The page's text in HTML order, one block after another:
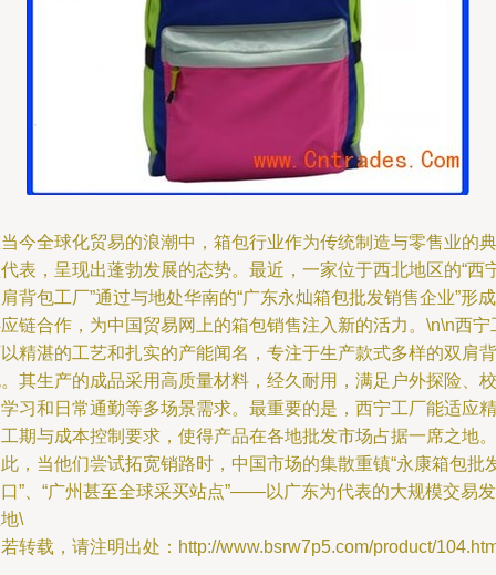
今全球化贸易的浪潮中，箱包行业作为传统制造与零售业的典
表，呈现出蓬勃发展的态势。最近，一家位于西北地区的“西
背包工厂”通过与地处华南的“广东永灿箱包批发销售企业”形成
链合作，为中国贸易网上的箱包销售注入新的活力。\n\n西宁
精湛的工艺和扎实的产能闻名，专注于生产款式多样的双肩背
其生产的成品采用高质量材料，经久耐用，满足户外探险、校
习和日常通勤等多场景需求。最重要的是，西宁工厂能适应精
期与成本控制要求，使得产品在各地批发市场占据一席之地。
，当他们尝试拓宽销路时，中国市场的集散重镇“永康箱包批
”、“广州甚至全球采买站点”——以广东为代表的大规模交易发
\
转载，请注明出处：http://www.bsrw7p5.com/product/